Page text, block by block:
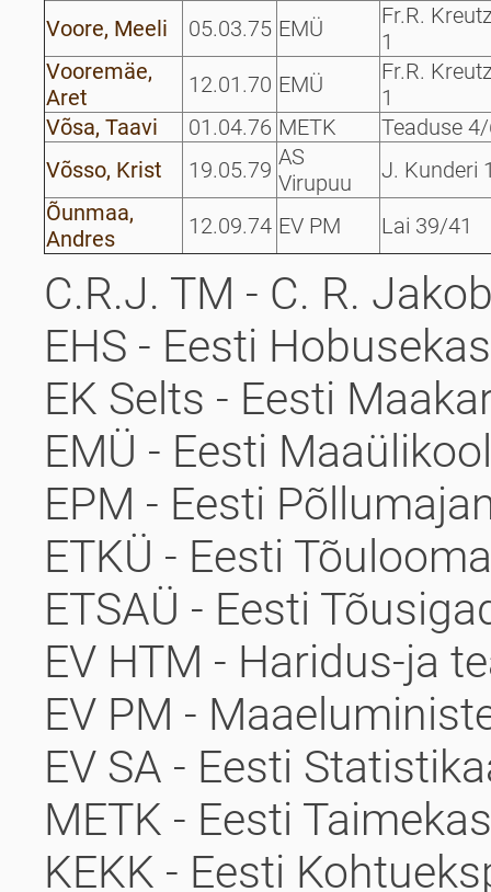
Voore, Meeli 05.03.75 EMÜ
Fr.R.
1
Vooremäe,
Aret
12.01.70 EMÜ
Fr.R.
1
Võsa, Taavi
01.04.76 METK
Teaduse
Võsso, Krist
19.05.79 AS
Virupuu
J. Kunderi
Õunmaa,
Andres
12.09.74 EV PM Lai 39/41
C.R.J. TM - C. R.
EHS - Eesti
EK Selts - Eesti
EMÜ - Eesti Maaülikool
EPM - Eesti
ETKÜ - Eesti
ETSAÜ - Eesti
EV HTM - Haridus-ja
EV PM -
EV SA - Eesti
METK - Eesti
KEKK - Eesti